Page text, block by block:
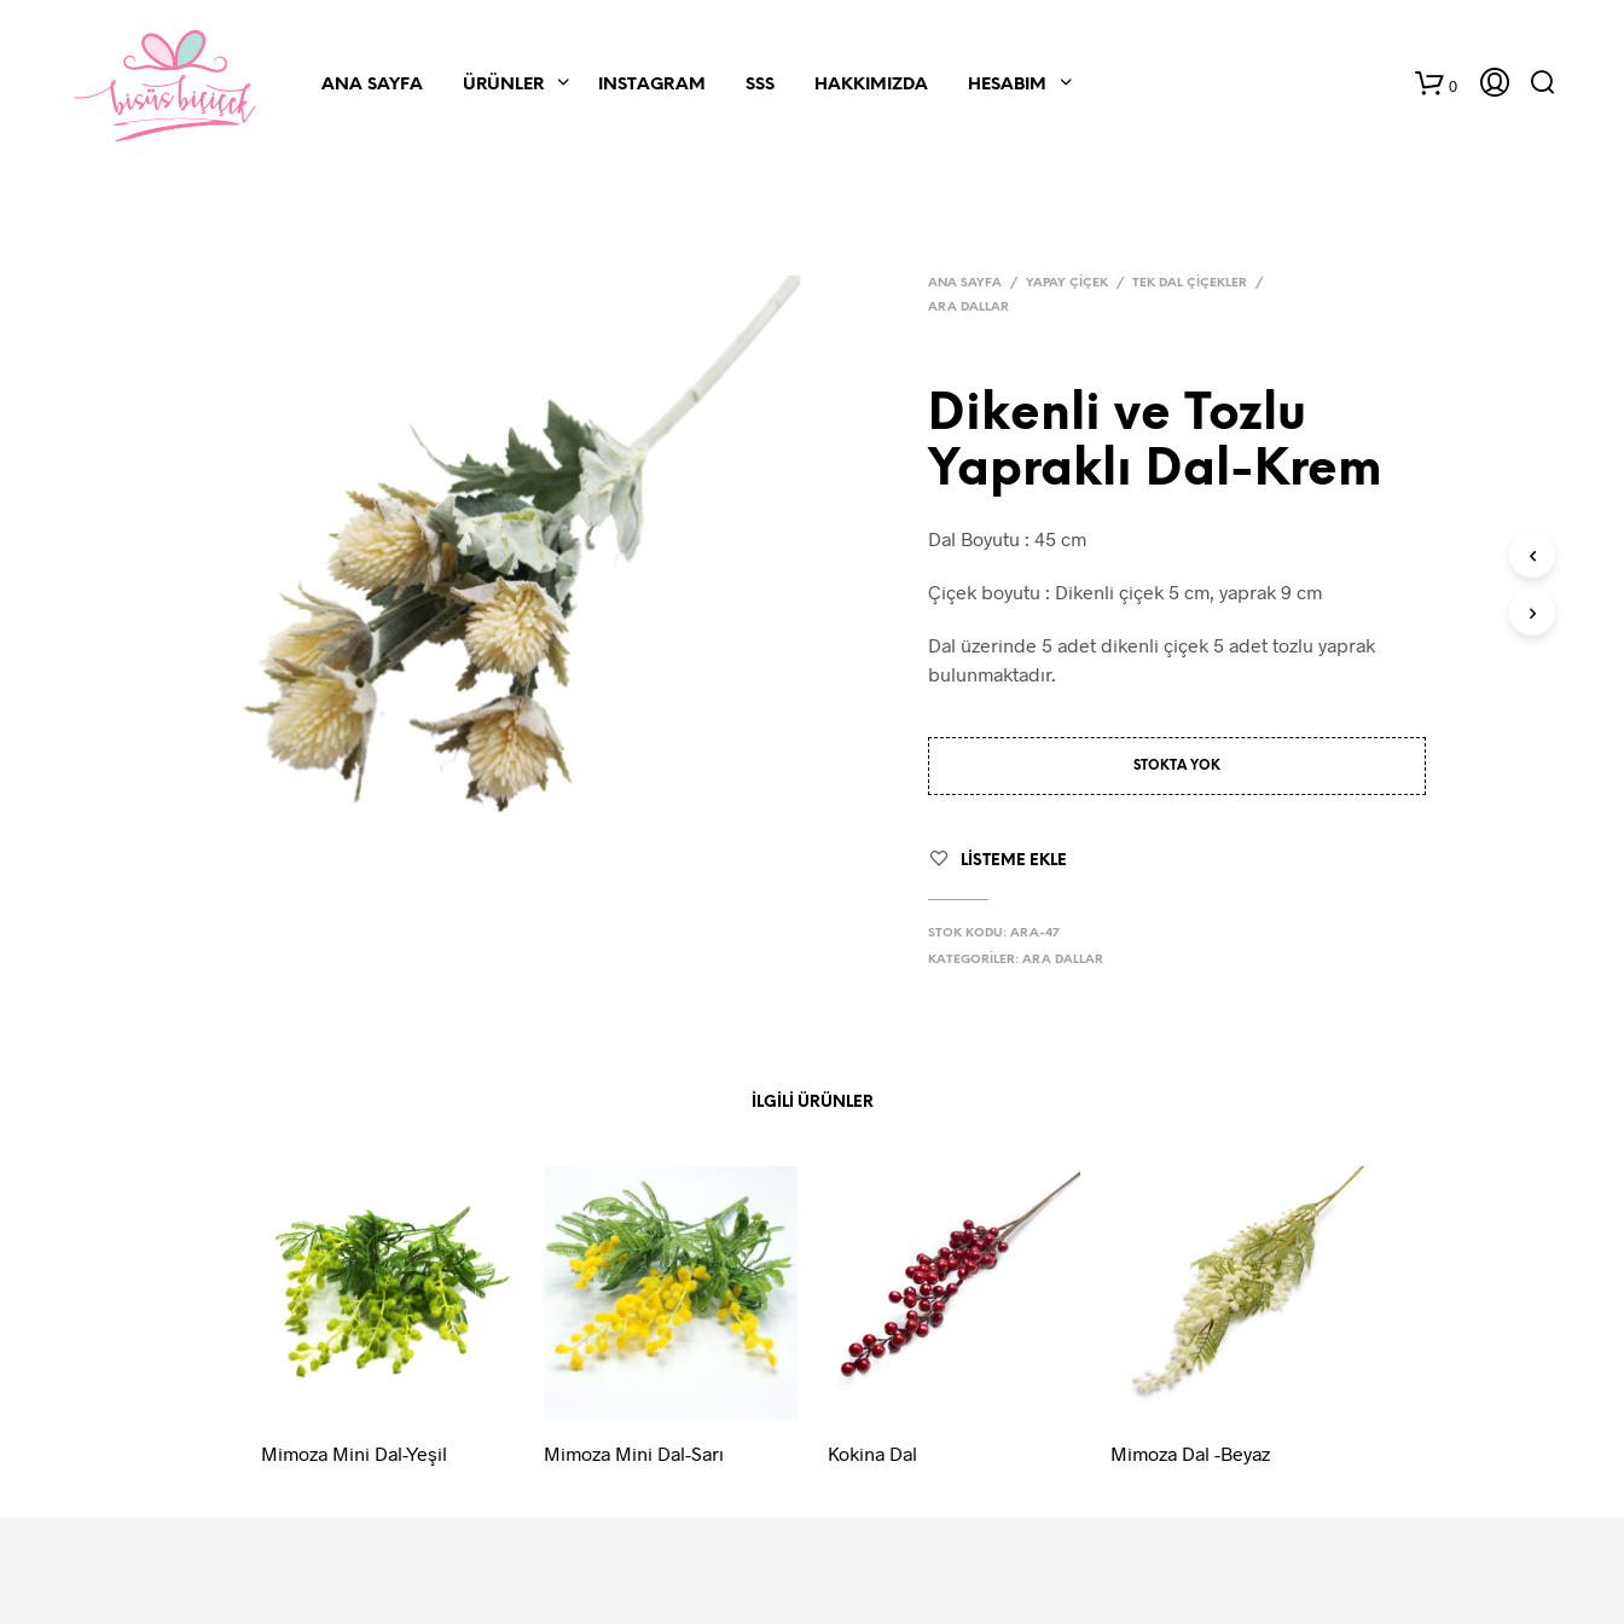
0
ANA SAYFA ÜRÜNLER INSTAGRAM SSS HAKKIMIZDA HESABIM
ANA SAYFA / YAPAY ÇIÇEK / TEK DAL ÇIÇEKLER
/
ARA DALLAR
Dikenli ve Tozlu
Yapraklı Dal-Krem
Dal Boyutu : 45 cm
Çiçek boyutu : Dikenli çiçek 5 cm, yaprak 9 cm
Dal üzerinde 5 adet dikenli çiçek 5 adet tozlu yaprak
bulunmaktadır.
STOKTA YOK
LISTEME EKLE
STOK KODU:ARA-47
KATEGORILER:ARA DALLAR
İLGILI ÜRÜNLER
Mimoza Mini Dal-Yeşil Mimoza Mini Dal-Sarı Kokina Dal Mimoza Dal -Beyaz